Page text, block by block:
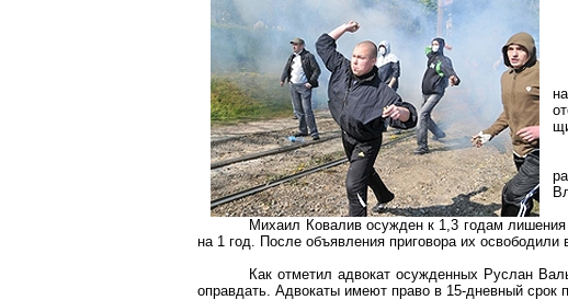
Михаил Коваливосужден к 1,3 годам лишения
на 1 год. После объявления приговора их освободили
Как отметил адвокат осужденных Руслан
оправдать. Адвокаты имеют право в 15-дневный срок